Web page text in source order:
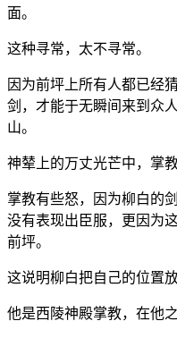
面。
这种寻常，太不寻常。
因为前坪上所有人都已
剑，才能于无瞬间来到众
山。
神辇上的万丈光芒中，掌
掌教有些怒，因为柳白的
没有表现出臣服，更因为
前坪。
这说明柳白把自己的位置
他是西陵神殿掌教，在他